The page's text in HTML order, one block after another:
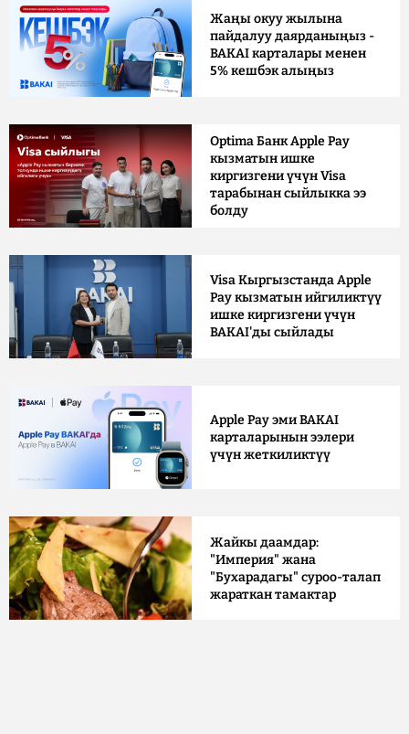
Жаңы окуу жылына
пайдалуу даярданыңыз -
BAKAI карталары менен
5% кешбэк алыңыз
Optima Банк Apple Pay
кызматын ишке
киргизгени үчүн Visa
тарабынан сыйлыкка ээ
болду
Visa Кыргызстанда Apple
Pay кызматын ийгиликтүү
ишке киргизгени үчүн
BAKAI'ды сыйлады
Apple Pay эми BAKAI
карталарынын ээлери
үчүн жеткиликтүү
Жайкы даамдар:
"Империя" жана
"Бухарадагы" суроо-талап
жараткан тамактар